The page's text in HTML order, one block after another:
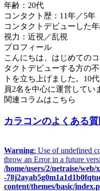
年齢：20代
コンタクト歴：11年／5年
コンタクトデビューした
視力：近視／乱視
プロフィール
こんにちは、はじめての
タクトデビューする方の
トを立ち上げました。10
員2名を中心に運営してい
関連コラムはこちら
カラコンのよくある質
Warning: Use of undefined
throw an Error in a future
/home/users/2/netraise/web/
-
content/themes/basic/